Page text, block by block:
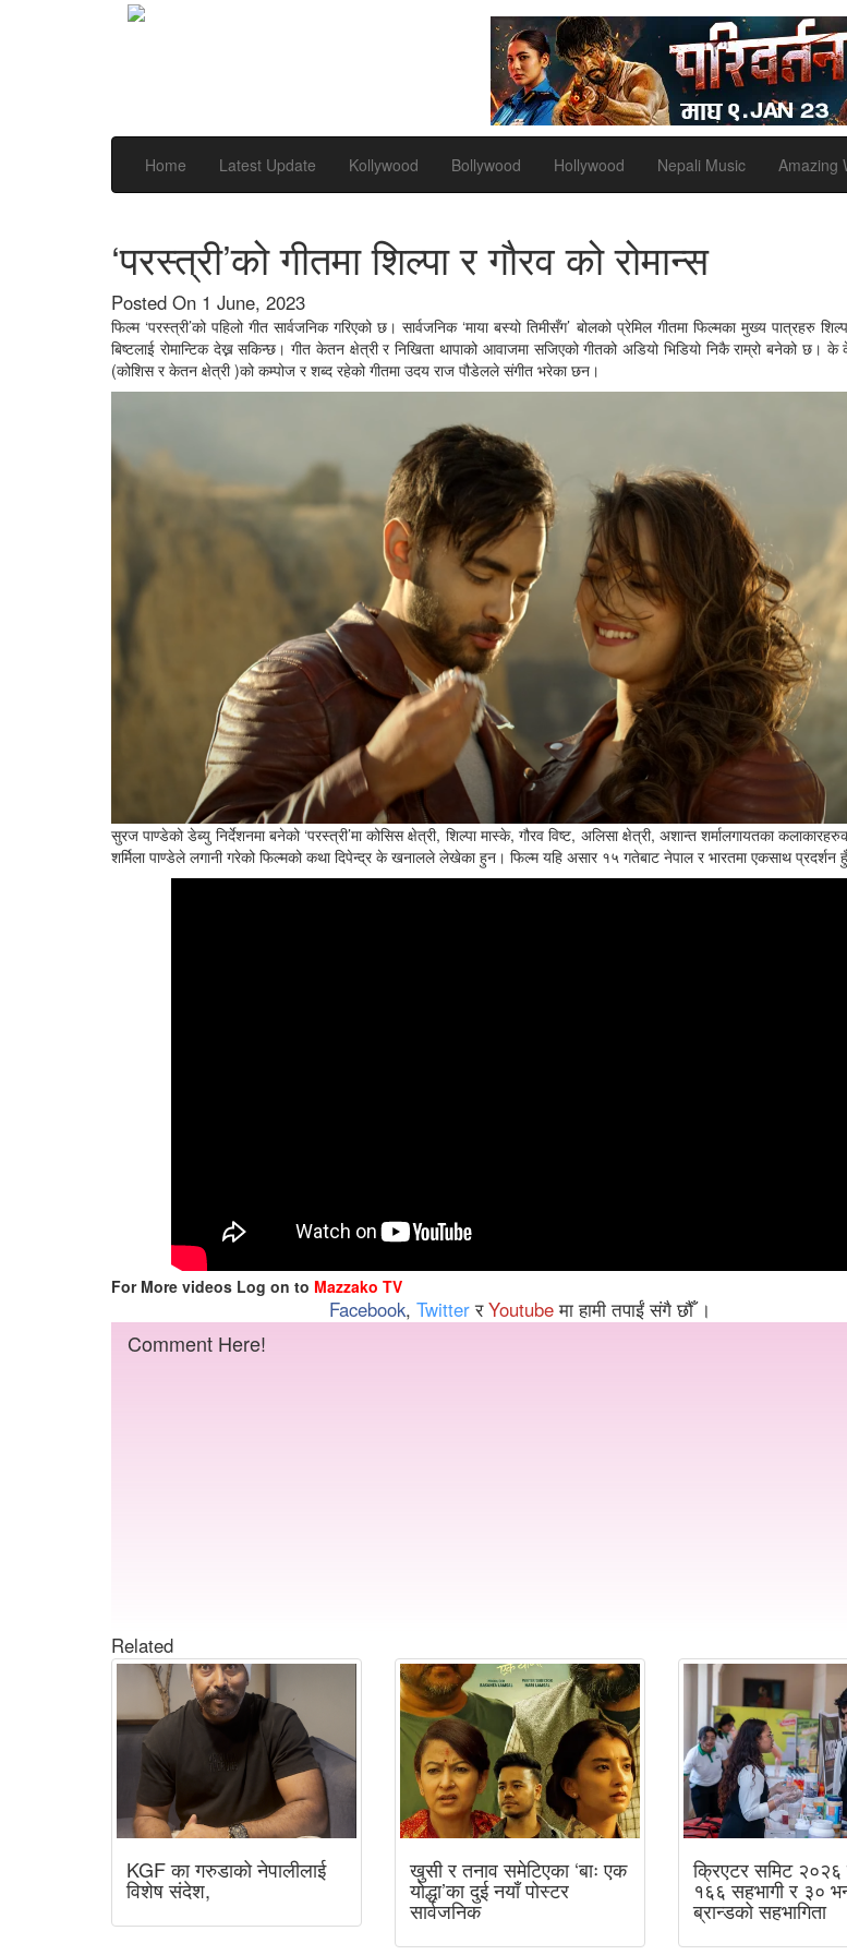
Home Latest Update Kollywood Bollywood Hollywood Nepali Music Amazing
‘परस्त्री’को गीतमा शिल्पा र गौरव को रोमान्स
Posted On 1 June, 2023
फिल्म ‘परस्त्री’को पहिलो गीत सार्वजनिक गरिएको छ। सार्वजनिक ‘माया बस्यो तिमीसँग’ बोलको प्रेमिल गीतमा फिल्मका मुख्य पात्रहरु
बिष्टलाई रोमान्टिक देख्न सकिन्छ। गीत केतन क्षेत्री र निखिता थापाको आवाजमा सजिएको गीतको अडियो भिडियो निकै राम्रो बनेको छ। के
(कोशिस र केतन क्षेत्री )को कम्पोज र शब्द रहेको गीतमा उदय राज पौडेलले संगीत भरेका छन।
सुरज पाण्डेको डेब्यु निर्देशनमा बनेको ‘परस्त्री’मा कोसिस क्षेत्री, शिल्पा मास्के, गौरव विष्ट, अलिसा क्षेत्री, अशान्त शर्मालगायतका
शर्मिला पाण्डेले लगानी गरेको फिल्मको कथा दिपेन्द्र के खनालले लेखेका हुन। फिल्म यहि असार १५ गतेबाट नेपाल र भारतमा एकसाथ प्रदर्शन
For More videos Log on to Mazzako TV
Facebook, TwitterरYoutubeमा हामी तपाईं संगै छौँ ।
Comment Here!
Related
KGF का गरुडाको नेपालीलाई
विशेष संदेश,
खुसी र तनाव समेटिएका ‘बाः एक
योद्धा’का दुई नयाँ पोस्टर
सार्वजनिक
क्रिएटर समिट
१६६ सहभागी र ३०
ब्रान्डको सहभागिता